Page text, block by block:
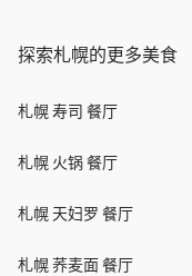
探索札幌的更多美食
札幌 寿司 餐厅
札幌 火锅 餐厅
札幌 天妇罗 餐厅
札幌 荞麦面 餐厅